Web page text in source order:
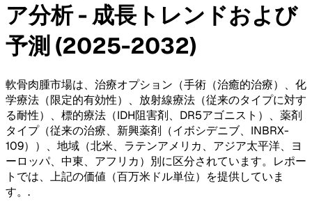
ア分析 - 成長トレンドおよび
予測 (2025-2032)
軟骨肉腫市場は、治療オプション（手術（治癒的治療）、化
学療法（限定的有効性）、放射線療法（従来のタイプに対す
る耐性）、標的療法（IDH阻害剤、DR5アゴニスト）、薬剤
タイプ（従来の治療、新興薬剤（イボシデニブ、INBRX-
109））、地域（北米、ラテンアメリカ、アジア太平洋、ヨ
ーロッパ、中東、アフリカ）別に区分されています。レポー
トでは、上記の価値（百万米ドル単位）を提供していま
す。 .